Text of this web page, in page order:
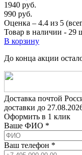
1940 руб.
990 руб.
Оценка – 4.4 из 5
Товар в наличии - 29
В корзину
До конца акции
Доставка почтой
доставки до
Оформить в 1 клик
Ваше ФИО *
Ваш телефон *